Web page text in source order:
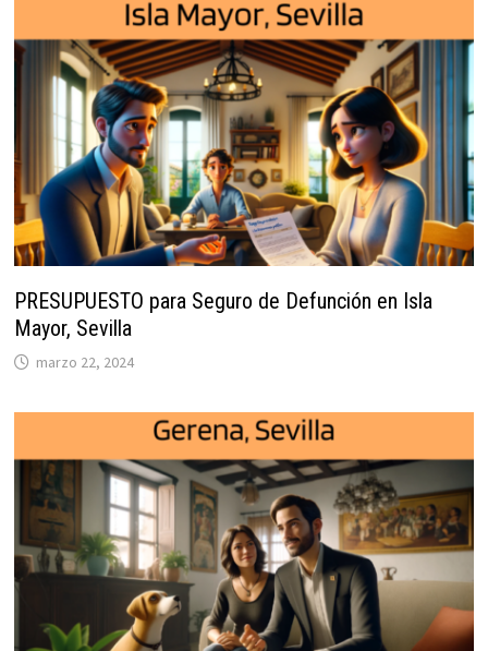
PRESUPUESTO para Seguro de Defunción en Isla
Mayor, Sevilla
marzo 22, 2024